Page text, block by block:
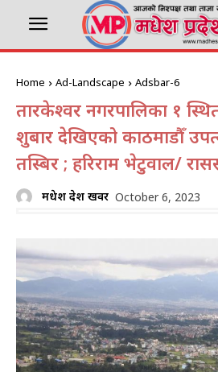
Home Ad-Landscape Adsbar-6
तारकेश्वर नगरपालिका १
शुक्रबार देखिएको काठमाडौँ
तस्बिर ; हरिराम भेटुवाल/
मधेश प्रदेश खवर October 6, 2023